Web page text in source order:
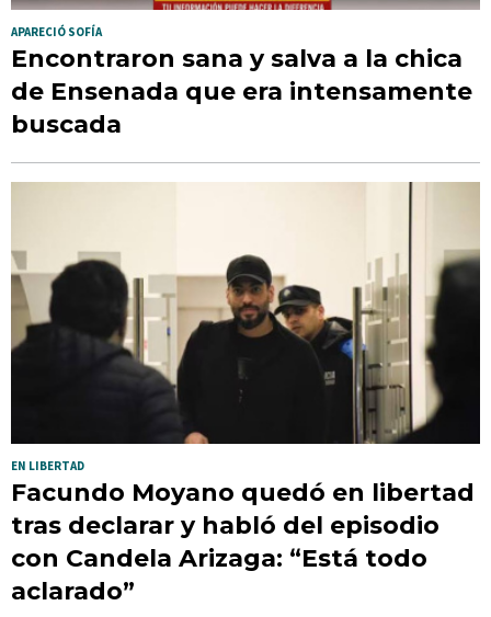
APARECIÓ SOFÍA
Encontraron sana y salva a la chica
de Ensenada que era intensamente
buscada
EN LIBERTAD
Facundo Moyano quedó en libertad
tras declarar y habló del episodio
con Candela Arizaga: “Está todo
aclarado”